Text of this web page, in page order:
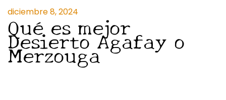
diciembre 8, 2024
Qué es mejor
Desierto Agafay o
Merzouga